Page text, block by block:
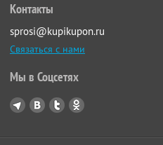
Контакты
sprosi@kupikupon.ru
Связаться с нами
Мы в Соцсетях